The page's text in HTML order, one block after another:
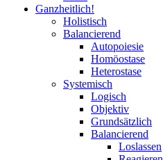
Ganzheitlich!
Holistisch
Balancierend
Autopoiesie
Homöostase
Heterostase
Systemisch
Logisch
Objektiv
Grundsätzlich
Balancierend
Loslassen